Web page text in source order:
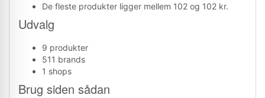
De fleste produkter ligger mellem 102 og 102 kr.
Udvalg
9 produkter
511 brands
1 shops
Brug siden sådan